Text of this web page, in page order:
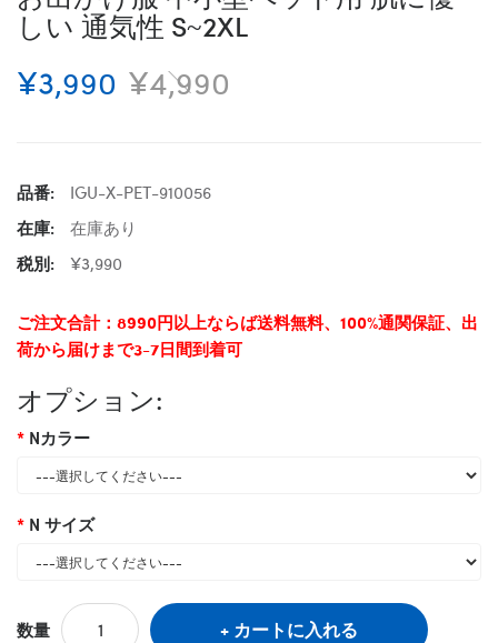
しい 通気性 S~2XL
¥3,990 ¥4,990
品番:
IGU-X-PET-910056
在庫:
在庫あり
税別:
¥3,990
ご注文合計：8990円以上ならば送料無料、100%通関保証、出
荷から届けまで3-7日間到着可
オプション:
Nカラー
N サイズ
数量 カートに入れる